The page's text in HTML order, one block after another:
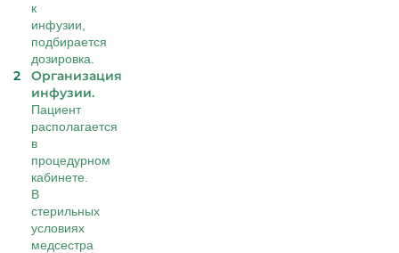
к
инфузии,
подбирается
дозировка.
Организация
инфузии.
Пациент
располагается
в
процедурном
кабинете.
В
стерильных
условиях
медсестра